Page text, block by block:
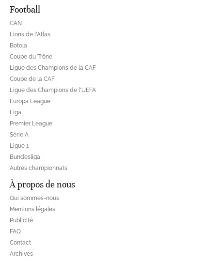
Football
CAN
Lions de l'Atlas
Botola
Coupe du Trône
Ligue des Champions de la CAF
Coupe de la CAF
Ligue des Champions de l'UEFA
Europa League
Liga
Premier League
Série A
Ligue 1
Bundesliga
Autres championnats
À propos de nous
Qui sommes-nous
Mentions légales
Publicité
FAQ
Contact
Archives